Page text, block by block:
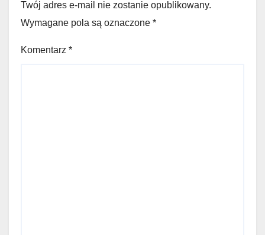
Twój adres e-mail nie zostanie opublikowany.
Wymagane pola są oznaczone *
Komentarz *